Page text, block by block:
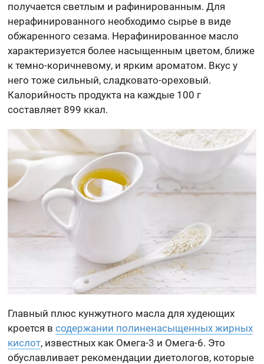
получается светлым и рафинированным. Для
нерафинированного необходимо сырье в виде
обжаренного сезама. Нерафинированное масло
характеризуется более насыщенным цветом, ближе
к темно-коричневому, и ярким ароматом. Вкус у
него тоже сильный, сладковато-ореховый.
Калорийность продукта на каждые 100 г
составляет 899 ккал.
Главный плюс кунжутного масла для худеющих
кроется всодержании полиненасыщенных жирных
кислот, известных как Омега-3 и Омега-6. Это
обуславливает рекомендации диетологов, которые